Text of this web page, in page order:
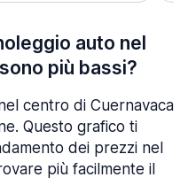
auto nel
più bassi?
centro di Cuernavaca
Questo grafico ti
dei prezzi nel
più facilmente il